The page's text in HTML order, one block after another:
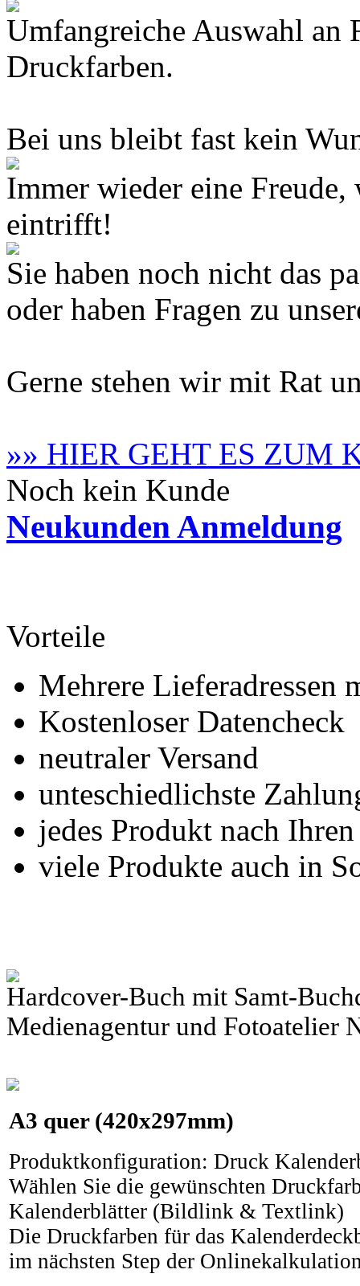
Umfangreiche Auswahl an
Druckfarben.
Bei uns bleibt fast kein
Immer wieder eine
eintrifft!
Sie haben noch nicht das
oder haben Fragen zu
Gerne stehen wir mit Rat
»» HIER GEHT ES ZUM
Noch kein Kunde
Neukunden Anmeldung
Vorteile
Mehrere Lieferadressen
Kostenloser Datencheck
neutraler Versand
unteschiedlichste
jedes Produkt nach
viele Produkte auch in
Hardcover-Buch mit Samt-
Medienagentur und Fotoatelier
A3 quer (420x297mm)
Produktkonfiguration: Druck
Wählen Sie die gewünschten
Kalenderblätter (Bildlink & Textlink)
Die Druckfarben für das
im nächsten Step der